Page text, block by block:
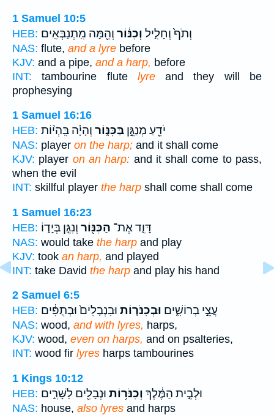
1 Samuel 10:5
HEB:
וְתֹף֙ וְחָלִ֣יל וְכִנּ֔וֹר וְהֵ֖מָּה מִֽתְנַבְּאִֽים׃
NAS: flute, and a lyre before
KJV: and a pipe, and a harp, before
INT: tambourine flute lyreand they will be
prophesying
1 Samuel 16:16
HEB:
יֹדֵ֖עַ מְנַגֵּ֣ן בַּכִּנּ֑וֹר וְהָיָ֗ה בִּֽהְי֨וֹת
NAS: player on the harp; and it shall come
KJV: player on an harp: and it shall come to pass,
when the evil
INT: skillful player the harp shall come shall come
1 Samuel 16:23
HEB:
דָּוִ֛ד אֶת־ הַכִּנּ֖וֹר וְנִגֵּ֣ן בְּיָד֑וֹ
NAS: would take the harp and play
KJV: took an harp, and played
INT: take David the harp and play his hand
2 Samuel 6:5
HEB:
עֲצֵ֣י בְרוֹשִׁ֑ים וּבְכִנֹּר֤וֹת וּבִנְבָלִים֙ וּבְתֻפִּ֔ים
NAS: wood, and with lyres, harps,
KJV: wood, even on harps, and on psalteries,
INT: wood fir lyres harps tambourines
1 Kings 10:12
HEB:
וּלְבֵ֣ית הַמֶּ֔לֶךְ וְכִנֹּר֥וֹת וּנְבָלִ֖ים לַשָּׁרִ֑ים
NAS: house, also lyres and harps